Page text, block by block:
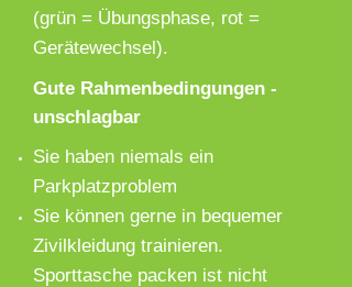
(grün = Übungsphase, rot =
Gerätewechsel).
Gute Rahmenbedingungen -
unschlagbar
Sie haben niemals ein
Parkplatzproblem
Sie können gerne in bequemer
Zivilkleidung trainieren.
Sporttasche packen ist nicht